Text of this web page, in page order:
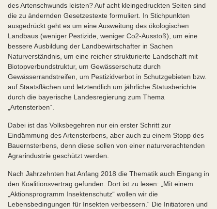
des Artenschwunds leisten? Auf acht kleingedruckten Seiten sind
die zu ändernden Gesetzestexte formuliert. In Stichpunkten
ausgedrückt geht es um eine Ausweitung des ökologischen
Landbaus (weniger Pestizide, weniger Co2-Ausstoß), um eine
bessere Ausbildung der Landbewirtschafter in Sachen
Naturverständnis, um eine reicher strukturierte Landschaft mit
Biotopverbundstruktur, um Gewässerschutz durch
Gewässerrandstreifen, um Pestizidverbot in Schutzgebieten bzw.
auf Staatsflächen und letztendlich um jährliche Statusberichte
durch die bayerische Landesregierung zum Thema
„Artensterben“.
Dabei ist das Volksbegehren nur ein erster Schritt zur
Eindämmung des Artensterbens, aber auch zu einem Stopp des
Bauernsterbens, denn diese sollen von einer naturverachtenden
Agrarindustrie geschützt werden.
Nach Jahrzehnten hat Anfang 2018 die Thematik auch Eingang in
den Koalitionsvertrag gefunden. Dort ist zu lesen: „Mit einem
„Aktionsprogramm Insektenschutz“ wollen wir die
Lebensbedingungen für Insekten verbessern.“ Die Initiatoren und